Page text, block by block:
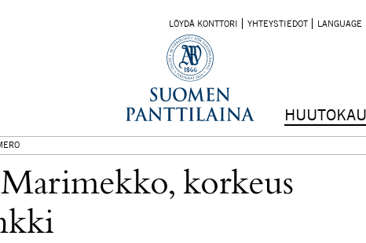
LÖYDÄ KONTTORI YHTEYSTIEDOT LANGUAGE
korkeus